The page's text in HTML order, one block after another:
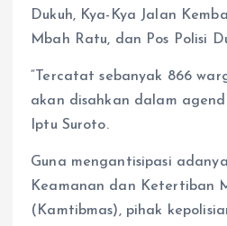
Dukuh, Kya-Kya Jalan
Mbah Ratu, dan Pos Polisi
“Tercatat sebanyak 866
akan disahkan dalam
Iptu Suroto.
Guna mengantisipasi
Keamanan dan Ketertiban
(Kamtibmas), pihak